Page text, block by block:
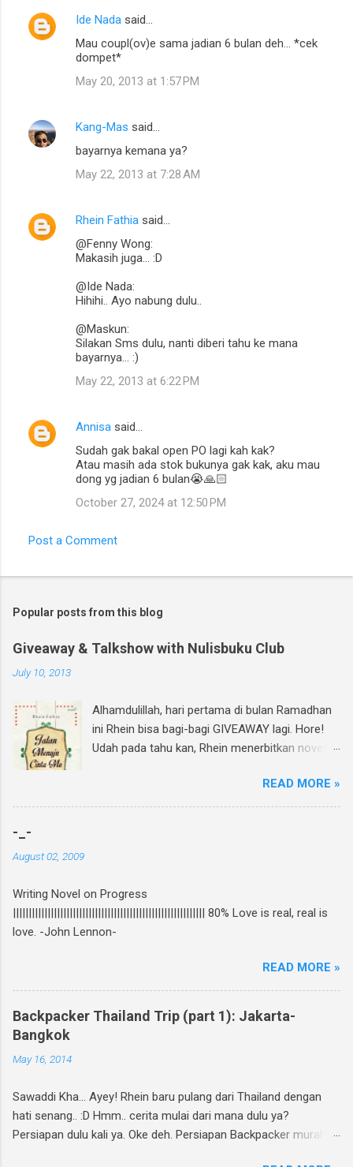
e
Ide Nada said…
Mau coupl(ov)e sama jadian 6 bulan deh... *cek
dompet*
May 20, 2013 at 1:57 PM
Kang-Mas said…
bayarnya kemana ya?
May 22, 2013 at 7:28 AM
Rhein Fathia said…
@Fenny Wong:
Makasih juga... :D
@Ide Nada:
Hihihi.. Ayo nabung dulu..
@Maskun:
Silakan Sms dulu, nanti diberi tahu ke mana
bayarnya... :)
May 22, 2013 at 6:22 PM
Annisa said…
Sudah gak bakal open PO lagi kah kak?
Atau masih ada stok bukunya gak kak, aku mau
dong yg jadian 6 bulan😭🙏🏻
October 27, 2024 at 12:50 PM
Post a Comment
Popular posts from this blog
Giveaway & Talkshow with Nulisbuku Club
July 10, 2013
Alhamdulillah, hari pertama di bulan Ramadhan
ini Rhein bisa bagi-bagi GIVEAWAY lagi. Hore!
Udah pada tahu kan, Rhein menerbitkan novel
beredar di toko buku, termasuk di beberapa
toko buku online. Bagi yang mau tahu behind
Follow twitter @rheinfathia dan Like Fan Page
Rhein Fathia Twitpic cover novel " Jalan Menuju
Cinta-Mu " dan mention 2 temanmu untuk
#JalanMenujuCintaMu novel @rheinfathia yuk,
@[nama teman1] @[nama teman2] Info
www.rheinfathia.com " Boleh nge-twit berkali-
Facebook kamu, sertakan link
www.rheinfathia.com, dan tag temanmu.
Posting link f...
READ MORE »
-_-
August 02, 2009
Writing Novel on Progress
||||||||||||||||||||||||||||||||||||||||||||||||||||||||||||| 80% Love is real, real is
love. -John Lennon-
READ MORE »
Backpacker Thailand Trip (part 1): Jakarta-
Bangkok
May 16, 2014
Sawaddi Kha... Ayey! Rhein baru pulang dari Thailand dengan
hati senang.. :D Hmm.. cerita mulai dari mana dulu ya?
Persiapan dulu kali ya. Oke deh. Persiapan Backpacker murah